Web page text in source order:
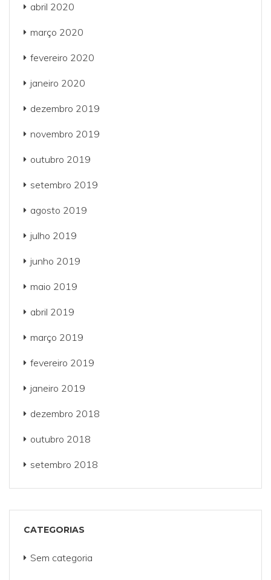
abril 2020
março 2020
fevereiro 2020
janeiro 2020
dezembro 2019
novembro 2019
outubro 2019
setembro 2019
agosto 2019
julho 2019
junho 2019
maio 2019
abril 2019
março 2019
fevereiro 2019
janeiro 2019
dezembro 2018
outubro 2018
setembro 2018
CATEGORIAS
Sem categoria